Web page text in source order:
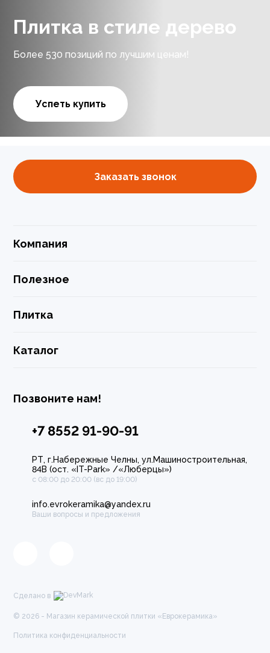
Плитка в стиле дерево
Успеть купить
Более 530 позиций по лучшим ценам!
Заказать звонок
Компания
Полезное
Плитка
Каталог
Позвоните нам!
+7 8552 91-90-91
РТ, г.Набережные Челны, ул.Машиностроительная,
84В (ост. «IT-Park» /«Люберцы»)
с 08:00 до 20:00 (вс до 19:00)
info.evrokeramika@yandex.ru
Ваши вопросы и предложения
Сделано в
© 2026 - Магазин керамической плитки «Еврокерамика»
Политика конфиденциальности